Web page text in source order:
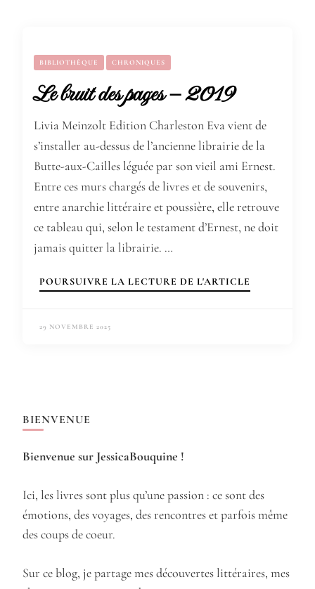
BIBLIOTHÈQUE CHRONIQUES
Le bruit des pages – 2019
Livia Meinzolt Edition Charleston Eva vient de
s’installer au-dessus de l’ancienne librairie de la
Butte-aux-Cailles léguée par son vieil ami Ernest.
Entre ces murs chargés de livres et de souvenirs,
entre anarchie littéraire et poussière, elle retrouve
ce tableau qui, selon le testament d’Ernest, ne doit
jamais quitter la librairie. …
POURSUIVRE LA LECTURE DE L'ARTICLE
29 NOVEMBRE 2025
BIENVENUE
Bienvenue sur JessicaBouquine !
Ici, les livres sont plus qu’une passion : ce sont des
émotions, des voyages, des rencontres et parfois même
des coups de coeur.
Sur ce blog, je partage mes découvertes littéraires, mes